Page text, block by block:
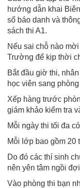
hướng dẫn khai
số báo danh và
sách thi A1.
Nếu sai chỗ nào
Trường để kịp thời
Bắt đầu giờ thi,
học viên sang
Xếp hàng trước
giám khảo kiểm tra
Mỗi ngày thi tối đa
Mỗi lớp bao gồm 20
Do đó các thí sinh
nên yên tâm ngồi
Vào phòng thi bạn